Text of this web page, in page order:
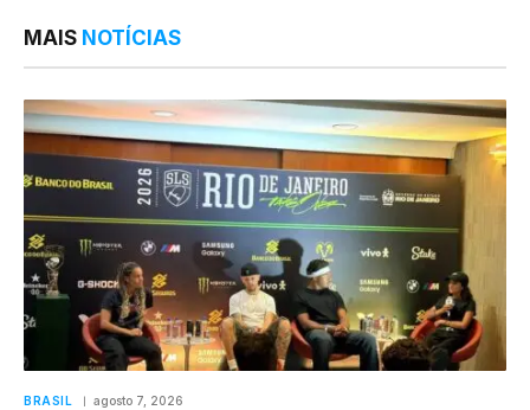
MAIS NOTÍCIAS
BRASIL agosto 7, 2026